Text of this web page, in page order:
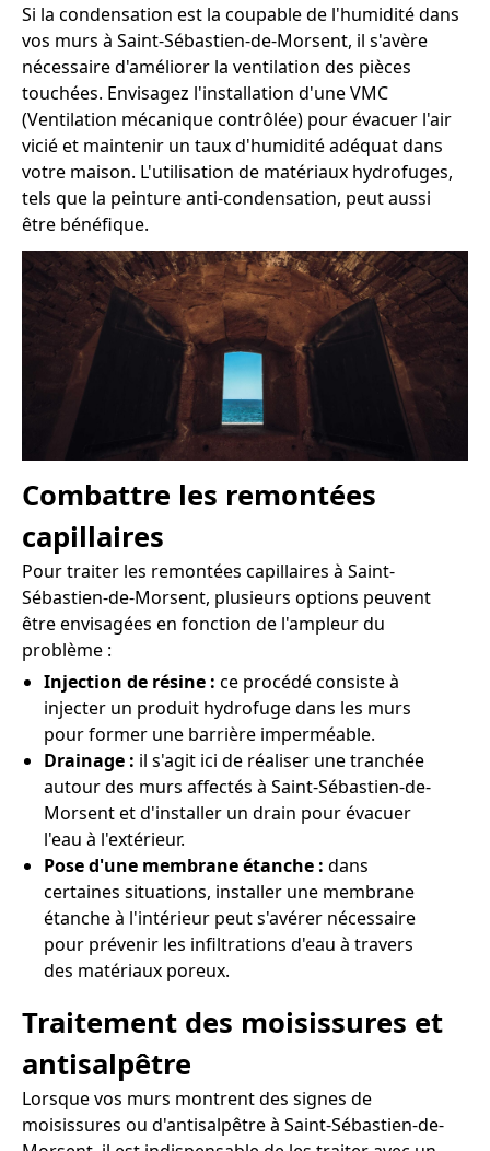
Si la condensation est la coupable de l'humidité dans
vos murs à Saint-Sébastien-de-Morsent, il s'avère
nécessaire d'améliorer la ventilation des pièces
touchées. Envisagez l'installation d'une VMC
(Ventilation mécanique contrôlée) pour évacuer l'air
vicié et maintenir un taux d'humidité adéquat dans
votre maison. L'utilisation de matériaux hydrofuges,
tels que la peinture anti-condensation, peut aussi
être bénéfique.
Combattre les remontées
capillaires
Pour traiter les remontées capillaires à Saint-
Sébastien-de-Morsent, plusieurs options peuvent
être envisagées en fonction de l'ampleur du
problème :
Injection de résine : ce procédé consiste à
injecter un produit hydrofuge dans les murs
pour former une barrière imperméable.
Drainage : il s'agit ici de réaliser une tranchée
autour des murs affectés à Saint-Sébastien-de-
Morsent et d'installer un drain pour évacuer
l'eau à l'extérieur.
Pose d'une membrane étanche : dans
certaines situations, installer une membrane
étanche à l'intérieur peut s'avérer nécessaire
pour prévenir les infiltrations d'eau à travers
des matériaux poreux.
Traitement des moisissures et
antisalpêtre
Lorsque vos murs montrent des signes de
moisissures ou d'antisalpêtre à Saint-Sébastien-de-